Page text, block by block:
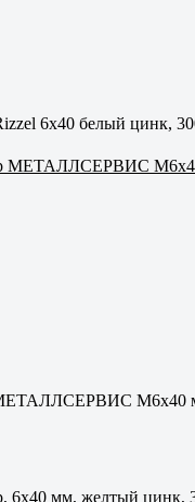
6x40 белый цинк,
М6x40